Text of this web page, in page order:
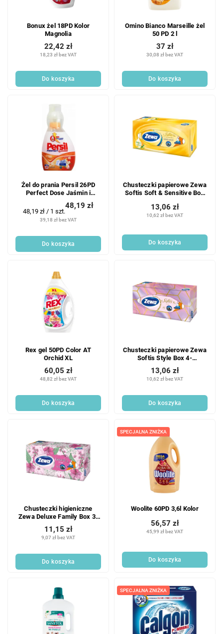
Bonux żel 18PD Kolor
Magnolia
18,23 zł bez VAT
22,42 zł
Do koszyka
Omino Bianco Marseille żel
50 PD 2 l
30,08 zł bez VAT
37 zł
Do koszyka
Żel do prania Persil 26PD
Perfect Dose Jaśmin i
39,18 zł bez VAT
48,19 zł
Cena
jednostkowa:
48,19 zł / 1 szt.
Do koszyka
Chusteczki papierowe Zewa
Softis Soft & Sensitive Box
10,62 zł bez VAT
13,06 zł
Do koszyka
Rex gel 50PD Color AT
Orchid XL
48,82 zł bez VAT
60,05 zł
Do koszyka
Chusteczki papierowe Zewa
Softis Style Box 4-
warstwowe, 80 szt.
10,62 zł bez VAT
13,06 zł
Do koszyka
Chusteczki higieniczne
Zewa Deluxe Family Box 3-
warstwowe, 90 szt.
9,07 zł bez VAT
11,15 zł
Do koszyka
SPECJALNA ZNIŻKA
Woolite 60PD 3,6l Kolor
45,99 zł bez VAT
56,57 zł
Do koszyka
SPECJALNA ZNIŻKA